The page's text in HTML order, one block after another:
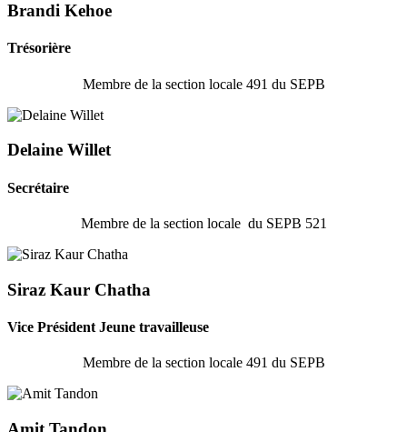
Brandi Kehoe
Trésorière
Membre de la section locale 491 du SEPB
Delaine Willet
Secrétaire
Membre de la section locale du SEPB 521
Siraz Kaur Chatha
Vice Président Jeune travailleuse
Membre de la section locale 491 du SEPB